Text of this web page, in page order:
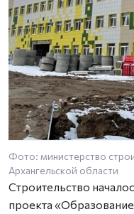
Фото: министерство
Архангельской области
Строительство
проекта